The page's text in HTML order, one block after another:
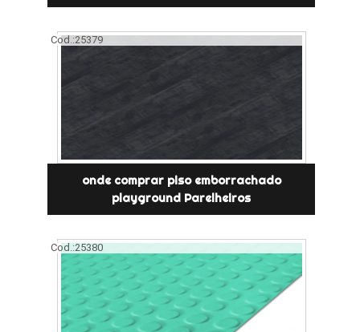
Cod.:25379
onde comprar piso emborrachado
playground Parelheiros
Cod.:25380